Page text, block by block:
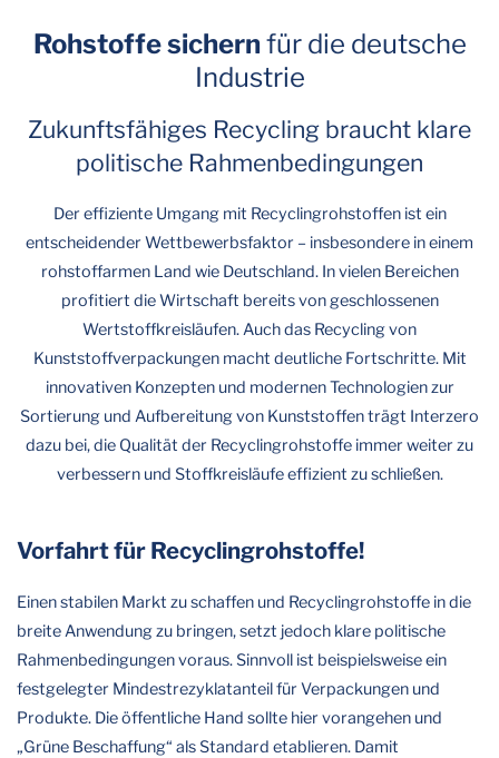
Rohstoffe sichernfür die deutsche
Industrie
Zukunftsfähiges Recycling braucht klare
politische Rahmenbedingungen
Der effiziente Umgang mit Recyclingrohstoffen ist ein
entscheidender Wettbewerbsfaktor – insbesondere in einem
rohstoffarmen Land wie Deutschland. In vielen Bereichen
profitiert die Wirtschaft bereits von geschlossenen
Wertstoffkreisläufen. Auch das Recycling von
Kunststoffverpackungen macht deutliche Fortschritte. Mit
innovativen Konzepten und modernen Technologien zur
Sortierung und Aufbereitung von Kunststoffen trägt Interzero
dazu bei, die Qualität der Recyclingrohstoffe immer weiter zu
verbessern und Stoffkreisläufe effizient zu schließen.
Vorfahrt für Recyclingrohstoffe!
Einen stabilen Markt zu schaffen und Recyclingrohstoffe in die
breite Anwendung zu bringen, setzt jedoch klare politische
Rahmenbedingungen voraus. Sinnvoll ist beispielsweise ein
festgelegter Mindestrezyklatanteil für Verpackungen und
Produkte. Die öffentliche Hand sollte hier vorangehen und
„Grüne Beschaffung“ als Standard etablieren. Damit